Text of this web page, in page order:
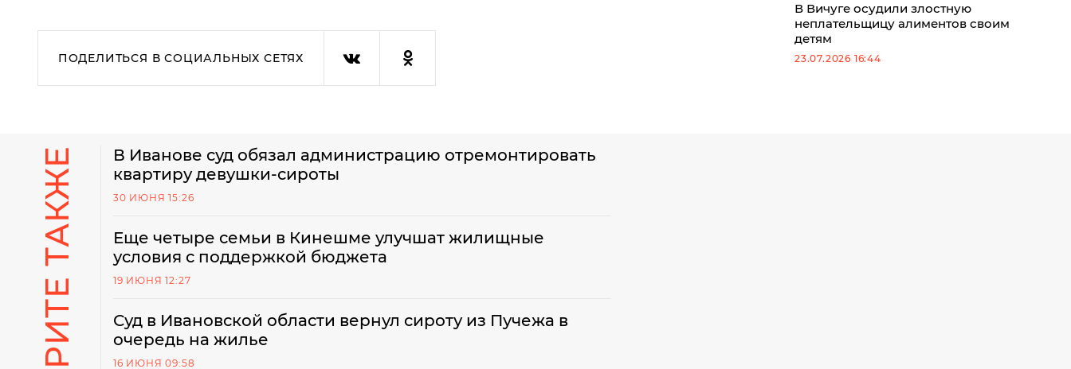
ПОДЕЛИТЬСЯ В СОЦИАЛЬНЫХ СЕТЯХ
В Вичуге осудили злостную
неплательщицу алиментов своим
детям
23.07.2026 16:44
В Иванове суд обязал администрацию отремонтировать
квартиру девушки-сироты
30 ИЮНЯ 15:26
Еще четыре семьи в Кинешме улучшат жилищные
условия с поддержкой бюджета
19 ИЮНЯ 12:27
Суд в Ивановской области вернул сироту из Пучежа в
очередь на жилье
16 ИЮНЯ 09:58